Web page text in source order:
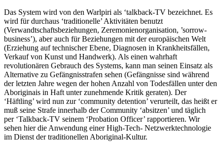
Das System wird von den Warlpiri als ‘talkback-TV bezeichnet. Es
wird für durchaus ‘traditionelle’ Aktivitäten benutzt
(Verwandtschaftsbeziehungen, Zeremonienorganisation, ’sorrow-
business’), aber auch für Beziehungen mit der europäischen Welt
(Erziehung auf technischer Ebene, Diagnosen in Krankheitsfällen,
Verkauf von Kunst und Handwerk). Als einen wahrhaft
revolutionären Gebrauch des Systems, kann man seinen Einsatz als
Alternative zu Gefängnisstrafen sehen (Gefängnisse sind während
der letzten Jahre wegen der hohen Anzahl von Todesfällen unter den
Aboriginais in Haft unter zunehmende Kritik geraten). Der
‘Häftling’ wird nun zur ‘community detention’ verurteilt, das heißt er
muß seine Strafe innerhalb der Community ‘absitzen’ und täglich
per ‘Talkback-TV seinem ‘Probation Officer’ rapportieren. Wir
sehen hier die Anwendung einer High-Tech- Netzwerktechnologie
im Dienst der traditionellen Aboriginal-Kultur.